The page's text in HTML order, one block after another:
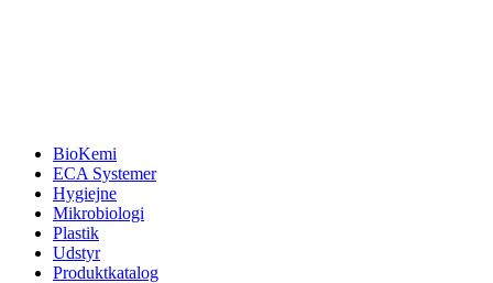
BioKemi
ECA Systemer
Hygiejne
Mikrobiologi
Plastik
Udstyr
Produktkatalog